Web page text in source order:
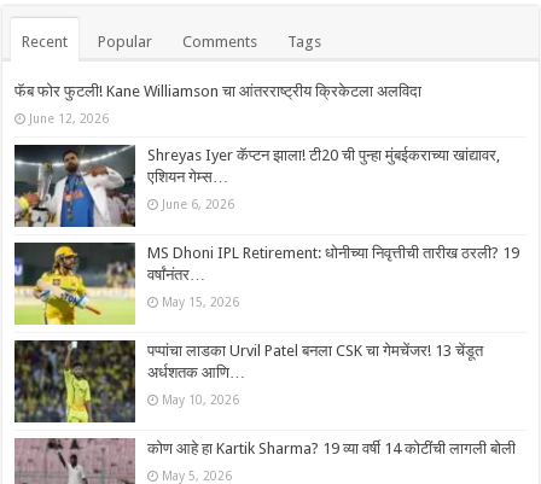
Recent Popular Comments Tags
फॅब फोर फुटली! Kane Williamson चा आंतरराष्ट्रीय क्रिकेटला अलविदा
June 12, 2026
Shreyas Iyer कॅप्टन झाला! टी20 ची पुन्हा मुंबईकराच्या खांद्यावर,
एशियन गेम्स…
June 6, 2026
MS Dhoni IPL Retirement: धोनीच्या निवृत्तीची तारीख ठरली? 19
वर्षांनंतर…
May 15, 2026
पप्पांचा लाडका Urvil Patel बनला CSK चा गेमचेंजर! 13 चेंडूत
अर्धशतक आणि…
May 10, 2026
कोण आहे हा Kartik Sharma? 19 व्या वर्षी 14 कोटींची लागली बोली
May 5, 2026